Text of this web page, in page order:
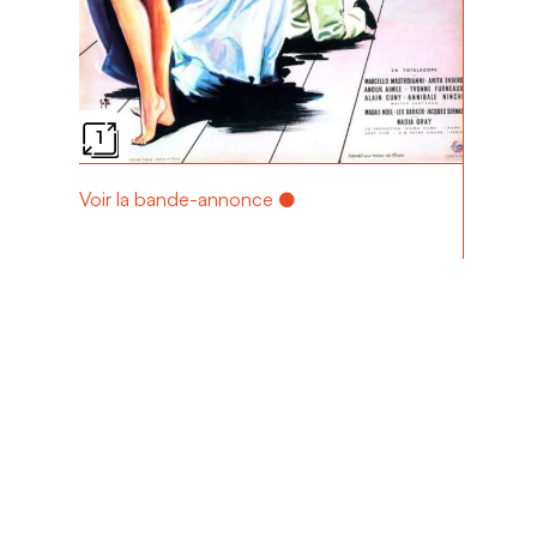
1
Voir la bande-annonce